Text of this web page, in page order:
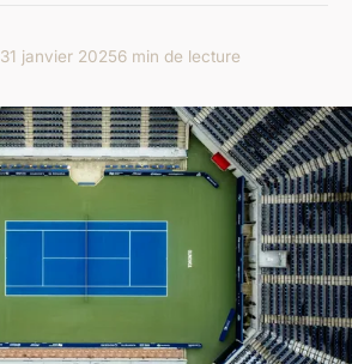
31 janvier 20256 min de lecture